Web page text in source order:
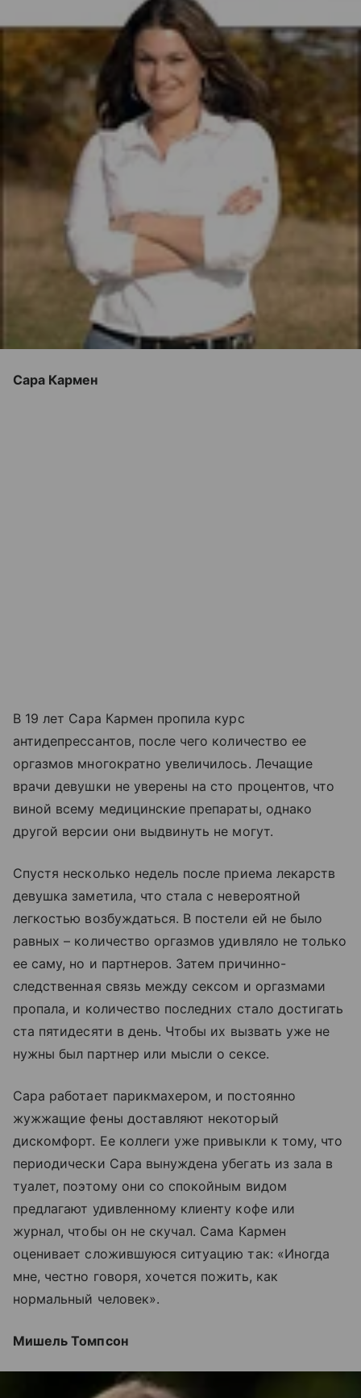
Сара Кармен
В 19 лет Сара Кармен пропила курс
антидепрессантов, после чего количество ее
оргазмов многократно увеличилось. Лечащие
врачи девушки не уверены на сто процентов, что
виной всему медицинские препараты, однако
другой версии они выдвинуть не могут.
Спустя несколько недель после приема лекарств
девушка заметила, что стала с невероятной
легкостью возбуждаться. В постели ей не было
равных – количество оргазмов удивляло не только
ее саму, но и партнеров. Затем причинно-
следственная связь между сексом и оргазмами
пропала, и количество последних стало достигать
ста пятидесяти в день. Чтобы их вызвать уже не
нужны был партнер или мысли о сексе.
Сара работает парикмахером, и постоянно
жужжащие фены доставляют некоторый
дискомфорт. Ее коллеги уже привыкли к тому, что
периодически Сара вынуждена убегать из зала в
туалет, поэтому они со спокойным видом
предлагают удивленному клиенту кофе или
журнал, чтобы он не скучал. Сама Кармен
оценивает сложившуюся ситуацию так: «Иногда
мне, честно говоря, хочется пожить, как
нормальный человек».
Мишель Томпсон